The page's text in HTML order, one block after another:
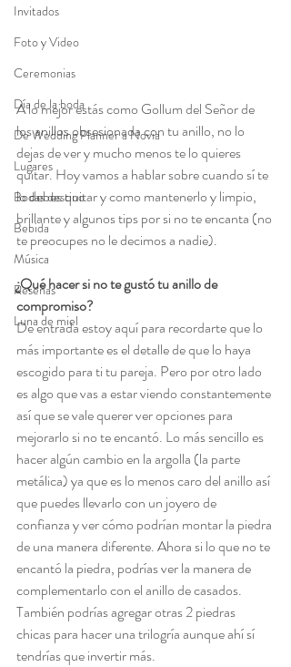
Invitados
Foto y Video
Ceremonias
Día de la boda
De Wedding Planner a Novia
Lugares
Bodas destino
Bebida
Música
Reseñas
Luna de miel
A lo mejor estás como Gollum del Señor de
los anillos obsesionada con tu anillo, no lo
dejas de ver y mucho menos te lo quieres
quitar. Hoy vamos a hablar sobre cuando sí te
lo debes quitar y como mantenerlo y limpio,
brillante y algunos tips por si no te encanta (no
te preocupes no le decimos a nadie).
¿Qué hacer si no te gustó tu anillo de
compromiso?
De entrada estoy aquí para recordarte que lo
más importante es el detalle de que lo haya
escogido para ti tu pareja. Pero por otro lado
es algo que vas a estar viendo constantemente
así que se vale querer ver opciones para
mejorarlo si no te encantó. Lo más sencillo es
hacer algún cambio en la argolla (la parte
metálica) ya que es lo menos caro del anillo así
que puedes llevarlo con un joyero de
confianza y ver cómo podrían montar la piedra
de una manera diferente. Ahora si lo que no te
encantó la piedra, podrías ver la manera de
complementarlo con el anillo de casados.
También podrías agregar otras 2 piedras
chicas para hacer una trilogría aunque ahí sí
tendrías que invertir más.